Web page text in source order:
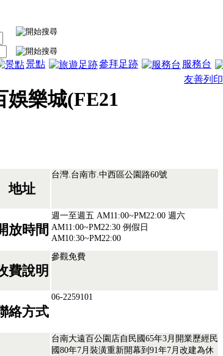
景點 參拜足跡 服務台
娛樂城(FE21
友善列印
地址
台灣.台南市.中西區公園路60號
放時間
週一至週五 AM11:00~PM22:00 週六
AM11:00~PM22:30 例假日
AM10:30~PM22:00
費說明
參觀免費
絡方式
06-2259101
台南大遠百公園店自民國65年3月開業歷經民
國80年7月裝潢重新開幕到91年7月改建為休